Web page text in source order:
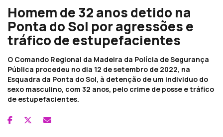
Homem de 32 anos detido na
Ponta do Sol por agressões e
tráfico de estupefacientes
O Comando Regional da Madeira da Polícia de Segurança
Pública procedeu no dia 12 de setembro de 2022, na
Esquadra da Ponta do Sol, à detenção de um individuo do
sexo masculino, com 32 anos, pelo crime de posse e tráfico
de estupefacientes.